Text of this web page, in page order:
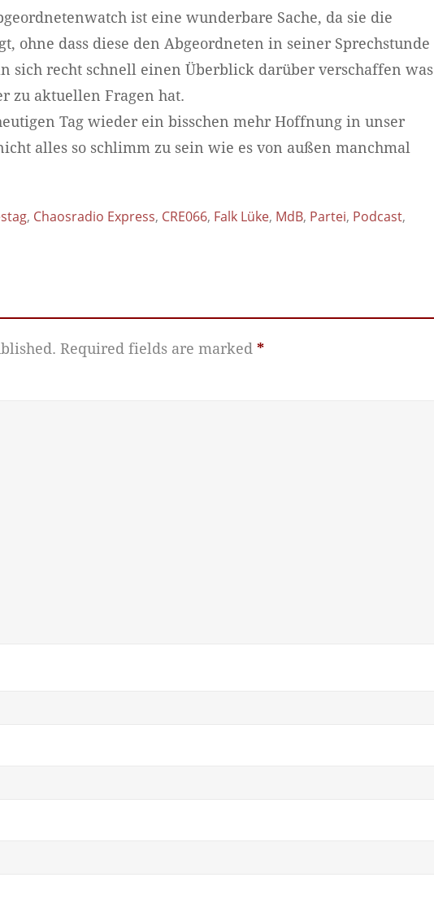
ist eine wunderbare Sache, da sie die
ohne dass diese den Abgeordneten in seiner Sprechstunde
sich recht schnell einen Überblick darüber verschaffen was
zu aktuellen Fragen hat.
Tag wieder ein bisschen mehr Hoffnung in unser
alles so schlimm zu sein wie es von außen manchmal
, Chaosradio Express, CRE066, Falk Lüke, MdB, Partei, Podcast,
Required fields are marked *